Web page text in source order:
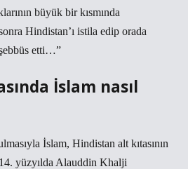
büyük bir kısmında
Hindistan’ı istila edip orada
etti…”
İslam nasıl
İslam, Hindistan alt kıtasının
yüzyılda Alauddin Khalji